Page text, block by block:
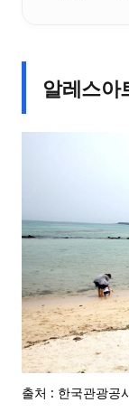
알레스아
출처 : 한국관광공